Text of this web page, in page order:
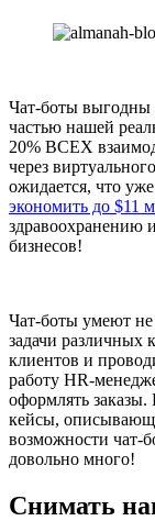
Чат-боты выгодны
частью нашей
20% ВСЕХ
через
ожидается, что
экономить до $11
здравоохранению
бизнесов!
Чат-боты умеют не
задачи различных
клиентов и
работу HR-
оформлять
кейсы,
возможности чат-
довольно много!
Снимать